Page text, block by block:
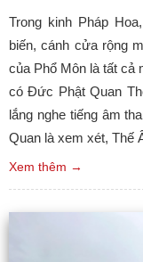
Trong kinh Pháp
biến, cánh cửa rộng
của Phổ Môn là tất cả
có Đức Phật Quan
lắng nghe tiếng âm
Quan là xem xét, Thế
Xem thêm →